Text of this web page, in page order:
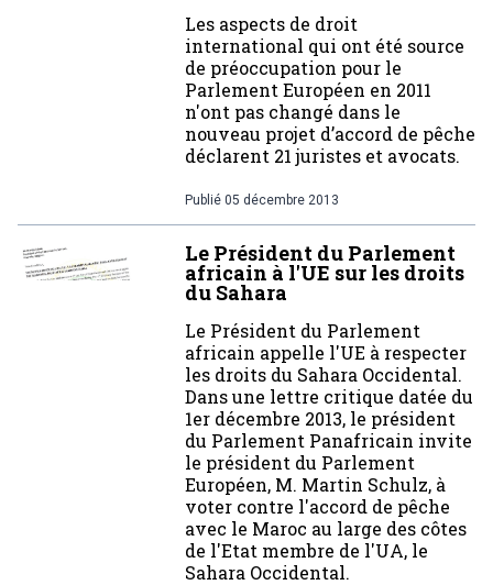
Les aspects de droit
international qui ont été source
de préoccupation pour le
Parlement Européen en 2011
n'ont pas changé dans le
nouveau projet d’accord de pêche
déclarent 21 juristes et avocats.
Publié 05 décembre 2013
Le Président du Parlement
africain à l'UE sur les droits
du Sahara
Le Président du Parlement
africain appelle l'UE à respecter
les droits du Sahara Occidental.
Dans une lettre critique datée du
1er décembre 2013, le président
du Parlement Panafricain invite
le président du Parlement
Européen, M. Martin Schulz, à
voter contre l'accord de pêche
avec le Maroc au large des côtes
de l'Etat membre de l'UA, le
Sahara Occidental.